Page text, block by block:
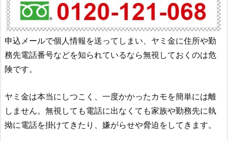
申込メールで個人情報を送ってしまい、ヤミ金に住所や勤
務先電話番号などを知られているなら無視しておくのは危
険です。
ヤミ金は本当にしつこく、一度かかったカモを簡単には離
しません。無視しても電話に出なくても家族や勤務先に執
拗に電話を掛けてきたり、嫌がらせや脅迫をしてきます。